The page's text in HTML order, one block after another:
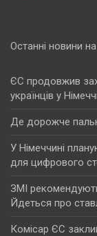
Останні новини
ЄС продовжив
українців у
Де дорожче
У Німеччині
для цифрового
ЗМІ
Йдеться про
Комісар ЄС